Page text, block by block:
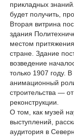
прикладных
будет получить,
Вторая витрина
здания
местом
стране. Здание
возведение
только 1907 году.
анимационный
строительства —
реконструкции.
О том, как музей
выступлений,
аудитория в